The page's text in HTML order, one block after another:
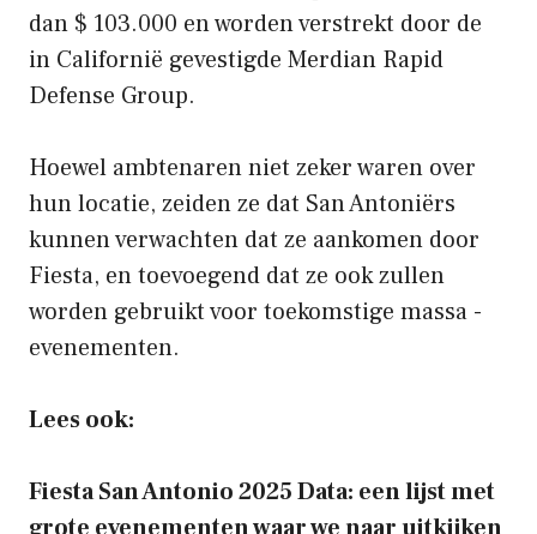
dan $ 103.000 en worden verstrekt door de
in Californië gevestigde Merdian Rapid
Defense Group.
Hoewel ambtenaren niet zeker waren over
hun locatie, zeiden ze dat San Antoniërs
kunnen verwachten dat ze aankomen door
Fiesta, en toevoegend dat ze ook zullen
worden gebruikt voor toekomstige massa -
evenementen.
Lees ook:
Fiesta San Antonio 2025 Data: een lijst met